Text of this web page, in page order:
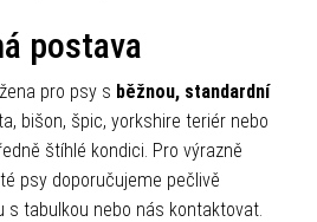
postava
pro psy s běžnou, standardní
bišon, špic, yorkshire teriér nebo
štíhlé kondici. Pro výrazně
psy doporučujeme pečlivě
s tabulkou nebo nás kontaktovat.